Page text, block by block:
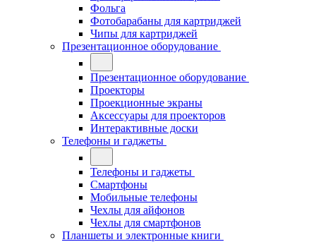
Фольга
Фотобарабаны для картриджей
Чипы для картриджей
Презентационное оборудование
Презентационное оборудование
Проекторы
Проекционные экраны
Аксессуары для проекторов
Интерактивные доски
Телефоны и гаджеты
Телефоны и гаджеты
Смартфоны
Мобильные телефоны
Чехлы для айфонов
Чехлы для смартфонов
Планшеты и электронные книги